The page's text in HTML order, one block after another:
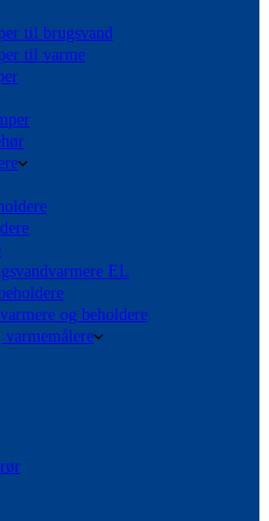
til brugsvand
til varme
EL
og beholdere